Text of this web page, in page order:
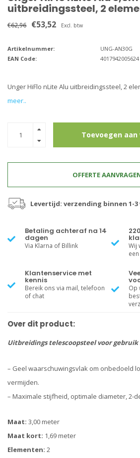
uitbreidingssteel, 2
€62,96 €53,52 Excl. btw
Artikelnummer:
UNG-AN30G
EAN Code:
4017942005624
Unger HiFlo nLite Alu uitbreidingssteel, 2
meer..
Toevoegen
OFFERTE
Levertijd: verzending binnen 1-
Betaling achteraf na 14
dagen
Via Klarna of Billink
Wij
Klantenservice met
kennis
Bereik ons via mail, telefoon
of chat
Op
Over dit product:
Uitbreidings telescoopsteel voor gebruik
– Geel waarschuwingsvlak om onbedoeld
vermijden.
– Maximale stijfheid, optimale diameter, 2-
Maat: 3,00 meter
Maat kort: 1,69 meter
Elementen: 2